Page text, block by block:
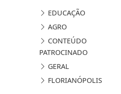
EDUCAÇÃO
AGRO
CONTEÚDO
PATROCINADO
GERAL
FLORIANÓPOLIS